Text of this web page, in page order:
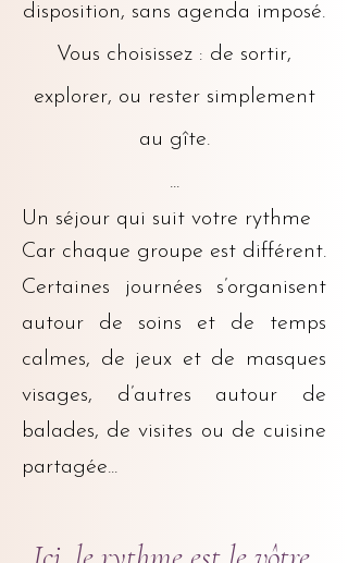
disposition, sans agenda imposé.
Vous choisissez : de sortir,
explorer, ou rester simplement
au gîte.
...
Un séjour qui suit votre rythme
Car chaque groupe est différent.
Certaines journées s’organisent
autour de soins et de temps
calmes, de jeux et de masques
visages, d’autres autour de
balades, de visites ou de cuisine
partagée...